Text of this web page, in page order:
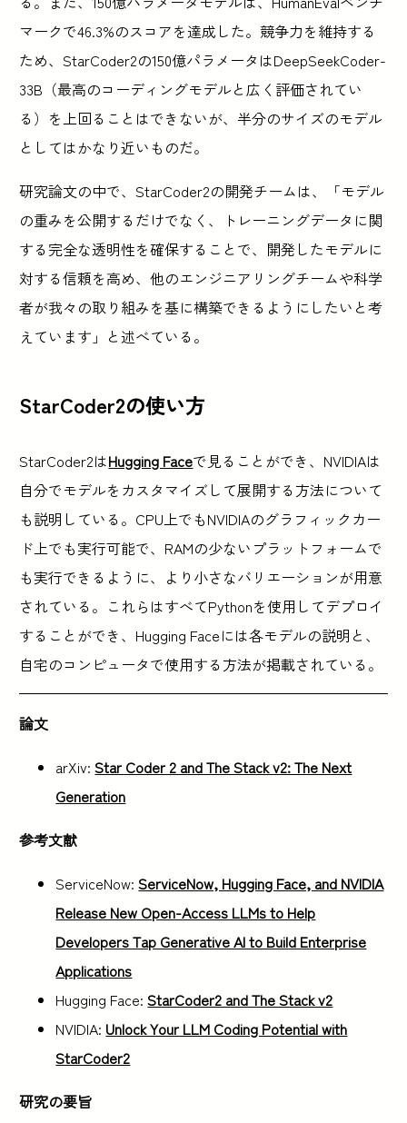
マークで46.3%のスコアを達成した。競争力を維持する
ため、StarCoder2の150億パラメータはDeepSeekCoder-
33B（最高のコーディングモデルと広く評価されてい
る）を上回ることはできないが、半分のサイズのモデル
としてはかなり近いものだ。
研究論文の中で、StarCoder2の開発チームは、「モデル
の重みを公開するだけでなく、トレーニングデータに関
する完全な透明性を確保することで、開発したモデルに
対する信頼を高め、他のエンジニアリングチームや科学
者が我々の取り組みを基に構築できるようにしたいと考
えています」と述べている。
StarCoder2の使い方
StarCoder2はHugging Faceで見ることができ、NVIDIAは
自分でモデルをカスタマイズして展開する方法について
も説明している。CPU上でもNVIDIAのグラフィックカー
ド上でも実行可能で、RAMの少ないプラットフォームで
も実行できるように、より小さなバリエーションが用意
されている。これらはすべてPythonを使用してデプロイ
することができ、Hugging Faceには各モデルの説明と、
自宅のコンピュータで使用する方法が掲載されている。
論文
arXiv:Star Coder 2 and The Stack v2: The Next
Generation
参考文献
ServiceNow:ServiceNow, Hugging Face, and NVIDIA
Release New Open-Access LLMs to Help
Developers Tap Generative AI to Build Enterprise
Applications
Hugging Face:StarCoder2 and The Stack v2
NVIDIA: Unlock Your LLM Coding Potential with
StarCoder2
研究の要旨